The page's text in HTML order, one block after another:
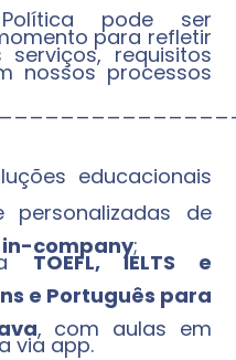
pode ser
para refletir
requisitos
nossos processos
educacionais
personalizadas de
in-company;
TOEFL, IELTS e
e Português para
, com aulas em
via app.